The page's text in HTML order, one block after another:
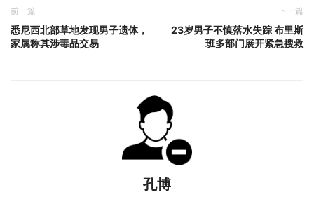
前一篇
悉尼西北部草地发现男子遗体，
家属称其涉毒品交易
下一篇
23岁男子不慎落水失踪 布里斯
班多部门展开紧急搜救
孔博